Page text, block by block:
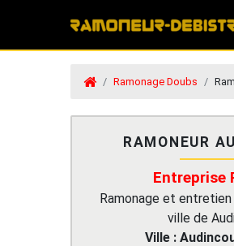
Ramonage Doubs
RAMONEUR
Entreprise
Ramonage et
ville de
Ville :